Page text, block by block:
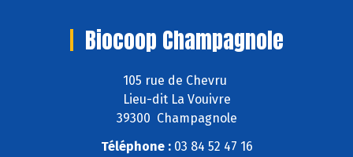
Biocoop Champagnole
105 rue de Chevru
Lieu-dit La Vouivre
39300 Champagnole
Téléphone :03 84 52 47 16